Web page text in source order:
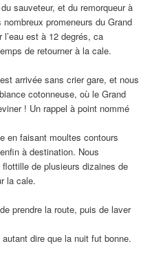
sauveteur, et du remorqueur à
promeneurs du Grand
est à 12 degrés, ca
de retourner à la cale.
arrivée sans crier gare, et nous
cotonneuse, où le Grand
! Un rappel à point nommé
en faisant moultes contours
à destination. Nous
flottille de plusieurs dizaines de
la cale.
prendre la route, puis de laver
dire que la nuit fut bonne.